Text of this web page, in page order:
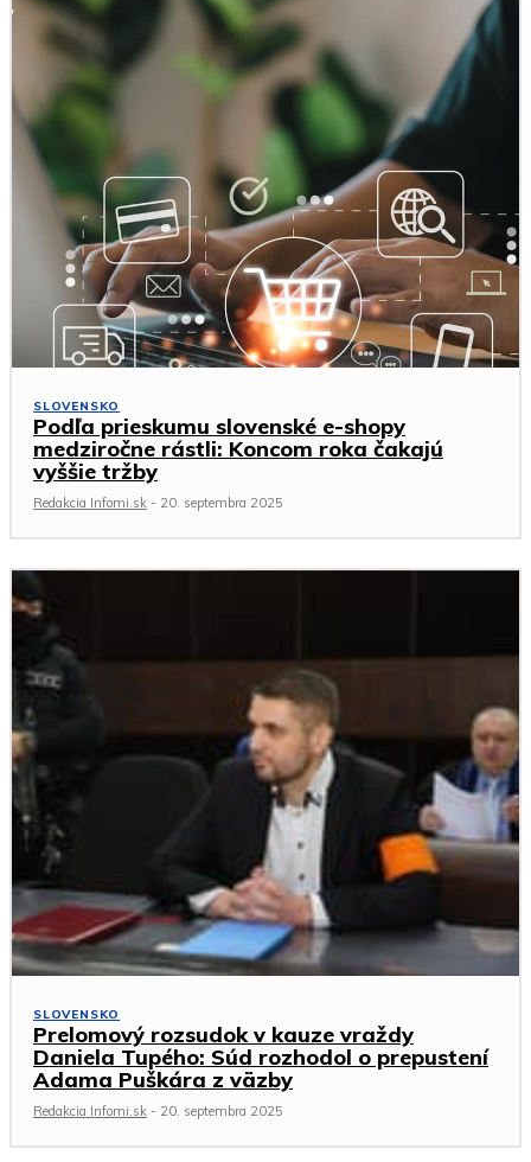
SLOVENSKO
Podľa prieskumu slovenské e-shopy
medziročne rástli: Koncom roka čakajú
vyššie tržby
Redakcia Infomi.sk - 20. septembra 2025
SLOVENSKO
Prelomový rozsudok v kauze vraždy
Daniela Tupého: Súd rozhodol o prepustení
Adama Puškára z väzby
Redakcia Infomi.sk - 20. septembra 2025